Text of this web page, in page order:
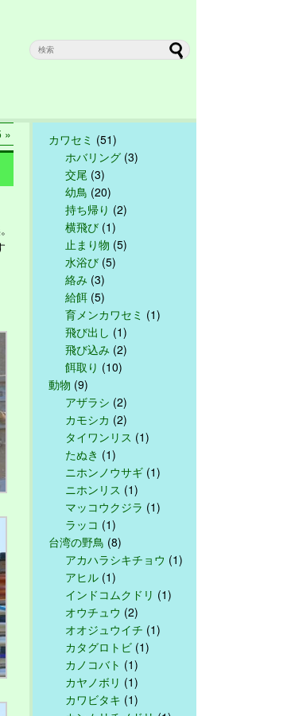
» カワセミ (51)
ホバリング (3)
交尾 (3)
幼鳥 (20)
持ち帰り (2)
横飛び (1)
止まり物 (5)
水浴び (5)
絡み (3)
給餌 (5)
育メンカワセミ (1)
飛び出し (1)
飛び込み (2)
餌取り (10)
動物 (9)
アザラシ (2)
カモシカ (2)
タイワンリス (1)
たぬき (1)
ニホンノウサギ (1)
ニホンリス (1)
マッコウクジラ (1)
ラッコ (1)
台湾の野鳥 (8)
アカハラシキチョウ (1)
アヒル (1)
インドコムクドリ (1)
オウチュウ (2)
オオジュウイチ (1)
カタグロトビ (1)
カノコバト (1)
カヤノボリ (1)
カワビタキ (1)